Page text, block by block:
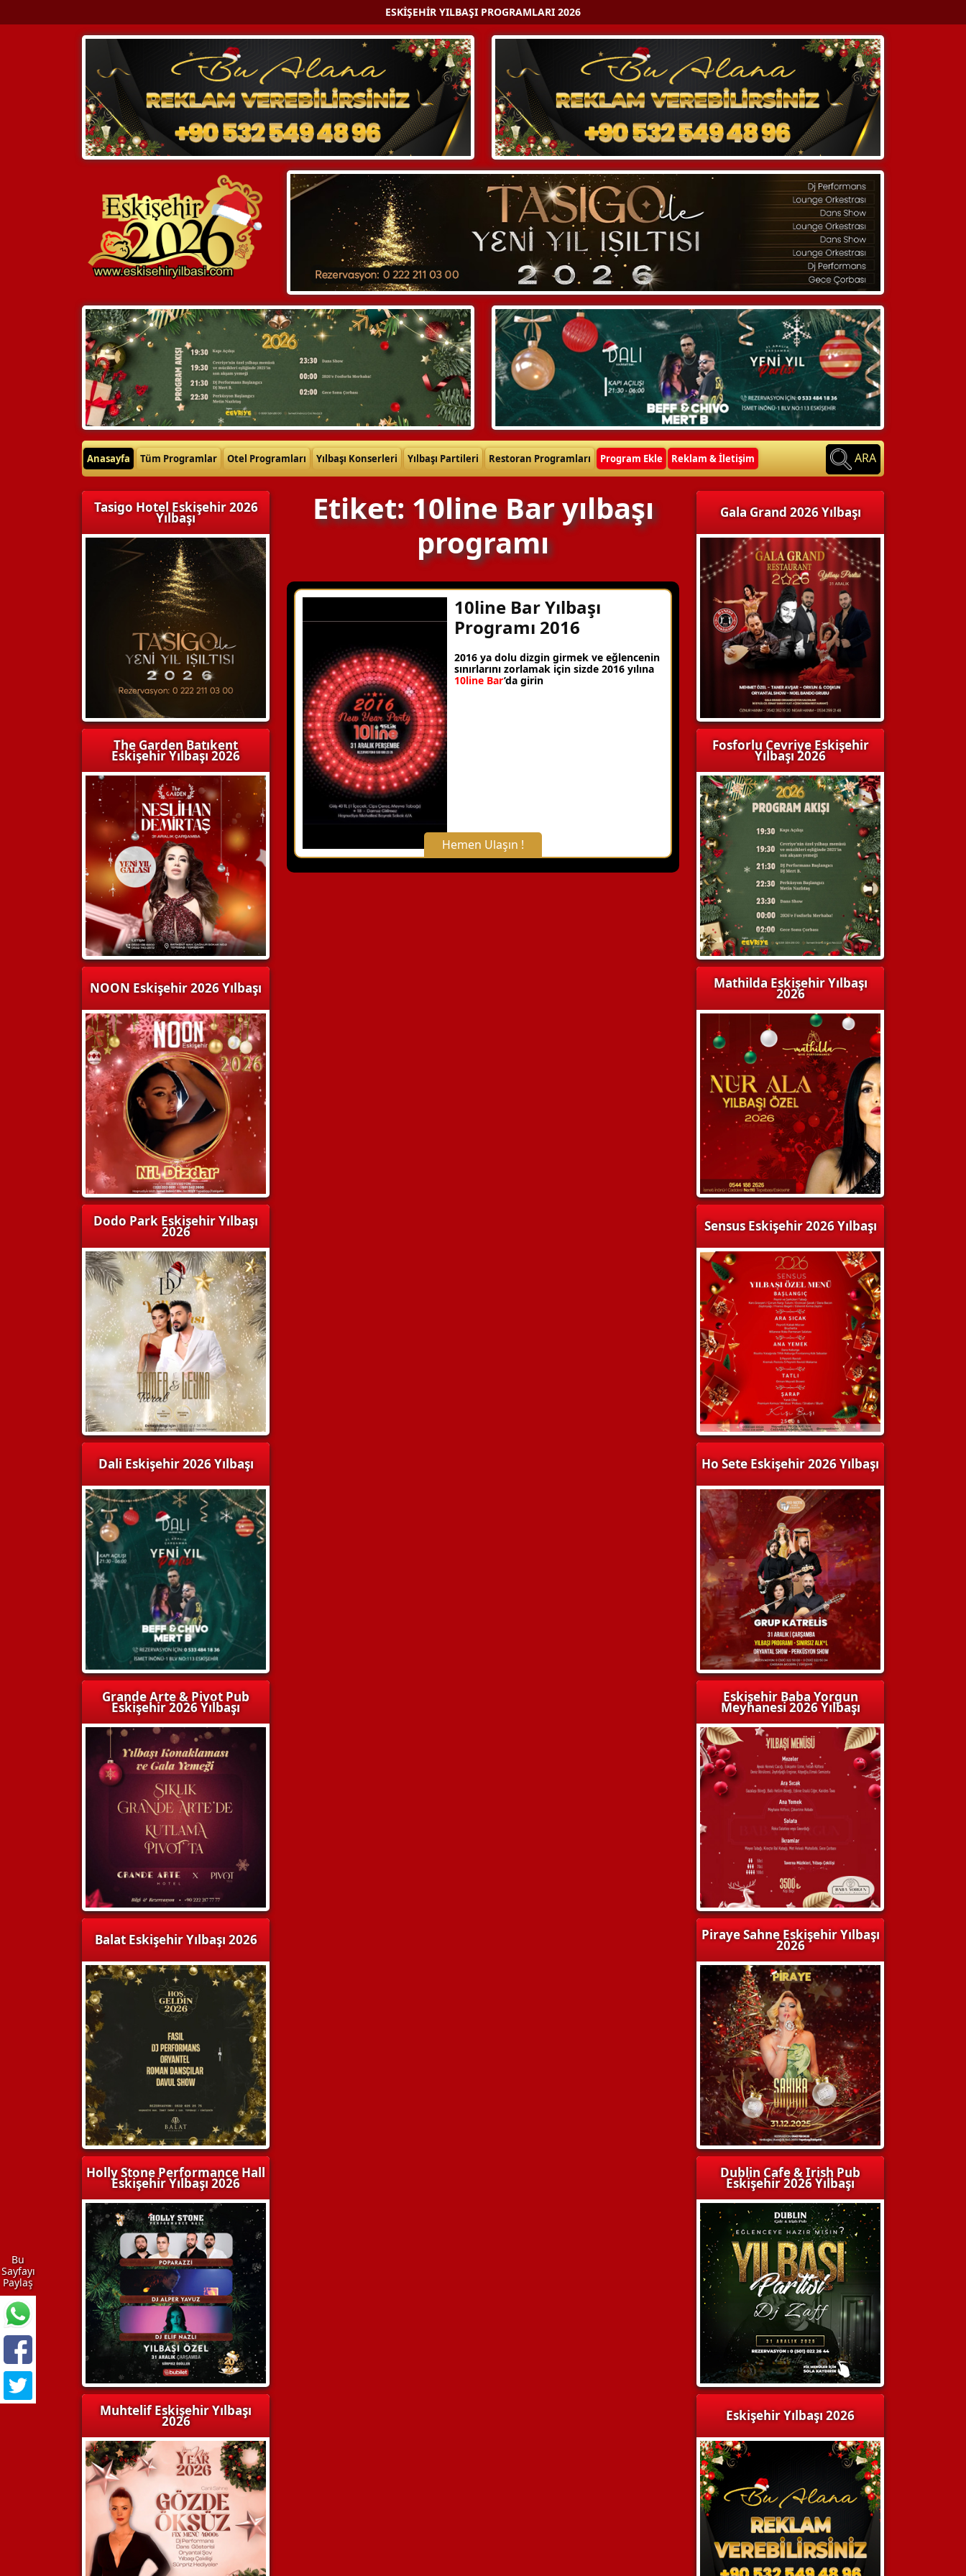
ESKIŞEHIR YILBAŞI PROGRAMLARI 2026
Anasayfa Tüm Programlar Otel Programları Yılbaşı Konserleri Yılbaşı Partileri Restoran Programları Program Ekle Reklam & İletişim ARA
Tasigo Hotel Eskişehir 2026
Yılbaşı
The Garden Batıkent
Eskişehir Yılbaşı 2026
NOON Eskişehir 2026 Yılbaşı
Dodo Park Eskişehir Yılbaşı
2026
Dali Eskişehir 2026 Yılbaşı
Grande Arte & Pivot Pub
Eskişehir 2026 Yılbaşı
Balat Eskişehir Yılbaşı 2026
Holly Stone Performance Hall
Eskişehir Yılbaşı 2026
Muhtelif Eskişehir Yılbaşı
2026
Etiket: 10line Bar yılbaşı
programı
10line Bar Yılbaşı
Programı 2016
2016 ya dolu dizgin girmek ve eğlencenin
sınırlarını zorlamak için sizde 2016 yılına
10line Bar’da girin
Hemen Ulaşın !
X Kapat
Gala Grand 2026 Yılbaşı
Fosforlu Cevriye Eskişehir
Yılbaşı 2026
Mathilda Eskişehir Yılbaşı
2026
Sensus Eskişehir 2026 Yılbaşı
Ho Sete Eskişehir 2026 Yılbaşı
Eskişehir Baba Yorgun
Meyhanesi 2026 Yılbaşı
Piraye Sahne Eskişehir Yılbaşı
2026
Dublin Cafe & Irish Pub
Eskişehir 2026 Yılbaşı
Eskişehir Yılbaşı 2026
Bu
Sayfayı
Paylaş